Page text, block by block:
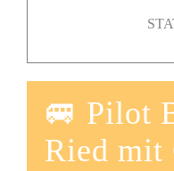
🚐 Pilot
Ried mit